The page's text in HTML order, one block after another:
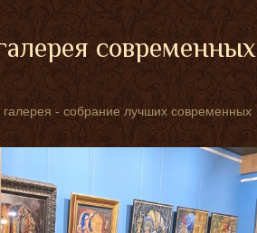
современных
галерея - собрание лучших современных